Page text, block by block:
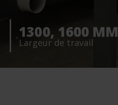
1300, 1600 MM
Largeur de travail